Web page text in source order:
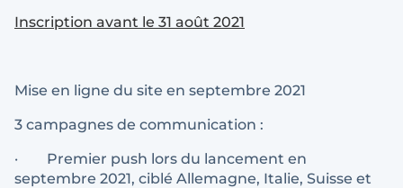
Inscription avant le 31 août 2021
Mise en ligne du site en septembre 2021
3 campagnes de communication :
· Premier push lors du lancement en
septembre 2021, ciblé Allemagne, Italie, Suisse et